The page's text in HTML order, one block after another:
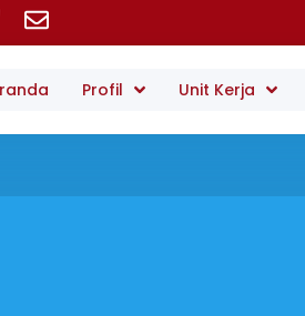
Profil Unit Kerja